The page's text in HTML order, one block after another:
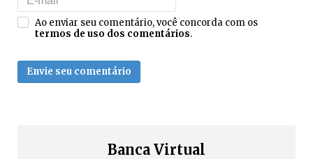
Ao enviar seu comentário, você concorda com os
termos de uso dos comentários.
Envie seu comentário
Banca Virtual